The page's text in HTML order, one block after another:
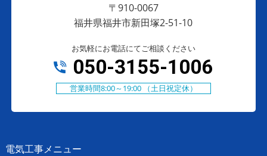
〒910-0067
福井県福井市新田塚2-51-10
お気軽にお電話にてご相談ください
050-3155-1006
営業時間8:00～19:00 （土日祝定休）
電気工事メニュー